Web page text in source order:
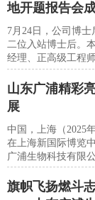
地开题报告会
7月24日，公司博
二位入站博士后。
经理、正高级工程
过程研究所研究员
山东广浦精彩
展
中国，上海（2025
在上海新国际博览
广浦生物科技有限
彩亮相，其重点展
水甘油酯），以及
（4MP-1）、丙烯
旗帜飞扬燃斗